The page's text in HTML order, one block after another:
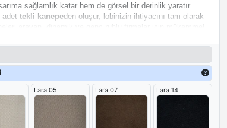
sağlamlık katar hem de görsel bir derinlik yaratır.
tekli kanepeden oluşur, lobinizin ihtiyacını tam olarak
Lara 05 Lara 07 Lara 14